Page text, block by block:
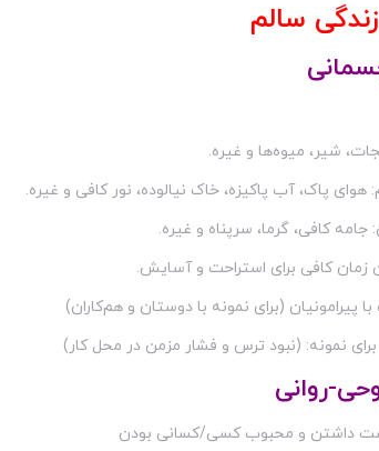
سالم
شیر، میوه‌ها و غیره.
پاک، آب پاکیزه، خاک نیالوده، نور کافی و غیره.
کافی، گرما، سرپناه و غیره.
زمان کافی برای استراحت و آسایش.
پیرامونیان (برای نمونه با دوستان و هم‌کاران)
نمونه: (نبود ترس و فشار مزمن در محل کار)
روانی
داشتن و محبوب کسی/کسانی بودن